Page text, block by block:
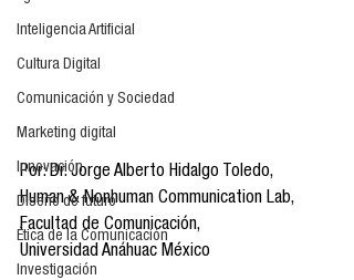
Inteligencia Artificial
Cultura Digital
Comunicación y Sociedad
Marketing digital
Innovación
Diseño de futuro
Ética de la Comunicación
Investigación
Por: Dr. Jorge Alberto Hidalgo Toledo,
Human & Nonhuman Communication Lab,
Facultad de Comunicación,
Universidad Anáhuac México